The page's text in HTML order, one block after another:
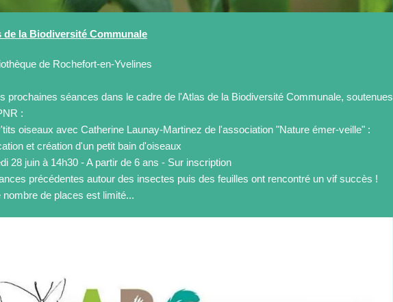
de la Biodiversité Communale
de Rochefort-en-Yvelines
prochaines séances dans le cadre de l'Atlas de la Biodiversité Communale, soutenues
:
oiseaux avec Catherine Launay-Martinez de l'association "Nature émer-veille" :
et création d'un petit bain d'oiseaux
28 juin à 14h30 - A partir de 6 ans - Sur inscription
précédentes autour des insectes puis des feuilles ont rencontré un vif succès !
nombre de places est limité...